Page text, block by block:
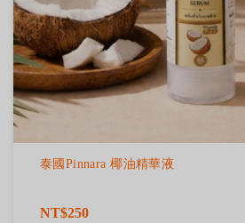
泰國Pinnara 椰油精華液
NT$250